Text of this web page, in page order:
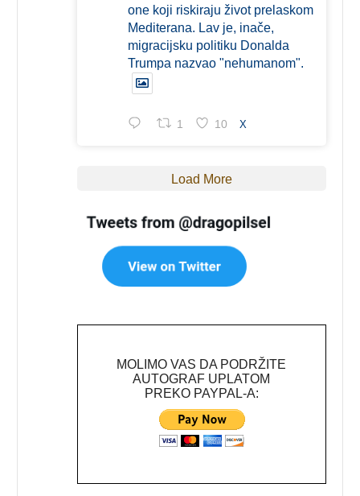
one koji riskiraju život prelaskom
Mediterana. Lav je, inače,
migracijsku politiku Donalda
Trumpa nazvao "nehumanom".
1 10 X
Load More
MOLIMO VAS DA PODRŽITE
AUTOGRAF UPLATOM
PREKO PAYPAL-A: